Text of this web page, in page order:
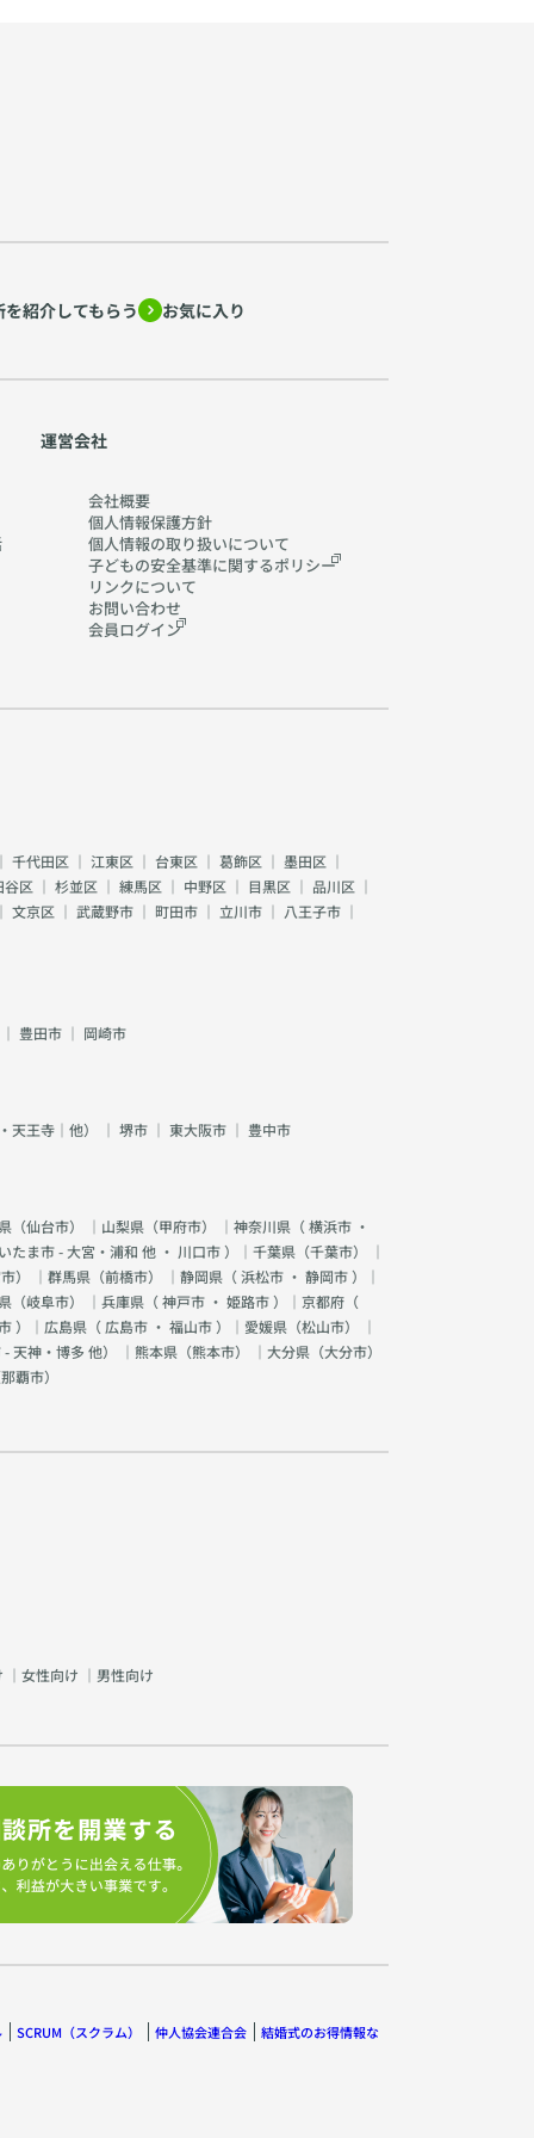
紹介してもらう お気に入り
運営会社
会社概要
個人情報保護方針
個人情報の取り扱いについて
子どもの安全基準に関するポリシー
リンクについて
お問い合わせ
会員ログイン
｜ 千代田区 ｜ 江東区 ｜ 台東区 ｜ 葛飾区 ｜ 墨田区 ｜
谷区 ｜ 杉並区 ｜ 練馬区 ｜ 中野区 ｜ 目黒区 ｜ 品川区 ｜
｜ 文京区 ｜ 武蔵野市 ｜ 町田市 ｜ 立川市 ｜ 八王子市 ｜
｜ 豊田市 ｜ 岡崎市
王寺｜他） ｜ 堺市 ｜ 東大阪市 ｜ 豊中市
（仙台市） ｜山梨県（甲府市） ｜神奈川県（横浜市 ・
たま市 - 大宮・浦和 他 ・ 川口市）｜千葉県（千葉市） ｜
） ｜群馬県（前橋市） ｜静岡県（浜松市 ・ 静岡市）｜
（岐阜市） ｜兵庫県（神戸市 ・ 姫路市）｜京都府（
）｜広島県（ 広島市 ・ 福山市）｜愛媛県（松山市） ｜
- 天神・博多 他） ｜熊本県（熊本市） ｜大分県（大分市）
那覇市）
｜ 女性向け ｜ 男性向け
SCRUM（スクラム） 仲人協会連合会
結婚式のお得情報な